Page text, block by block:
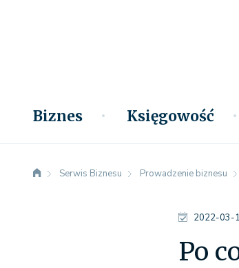
Biznes Księgowość
Serwis Biznesu Prowadzenie biznesu
2022-03-
Po